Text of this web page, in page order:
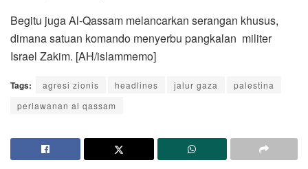
Begitu juga Al-Qassam melancarkan serangan khusus,
dimana satuan komando menyerbu pangkalan militer
Israel Zakim. [AH/islammemo]
Tags: agresi zionis headlines jalur gaza
palestina
perlawanan al qassam